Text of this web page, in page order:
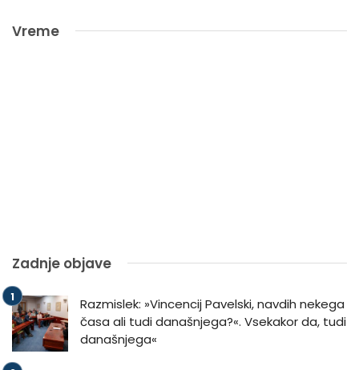
Vreme
Zadnje objave
Razmislek: »Vincencij Pavelski, navdih nekega
časa ali tudi današnjega?«. Vsekakor da, tudi
današnjega«